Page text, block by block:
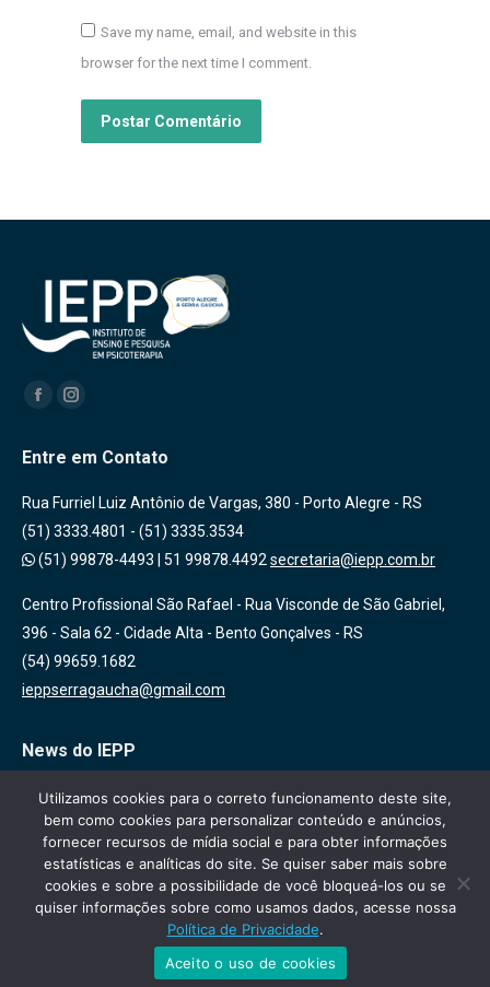
Save my name, email, and website in this
browser for the next time I comment.
Postar Comentário
Encontre-nos em:
FacebookInstagram
Entre em Contato
Rua Furriel Luiz Antônio de Vargas, 380 - Porto Alegre - RS
(51) 3333.4801 - (51) 3335.3534
(51) 99878-4493
51 99878.4492 secretaria@iepp.com.br
Centro Profissional São Rafael - Rua Visconde de São Gabriel,
396 - Sala 62 - Cidade Alta - Bento Gonçalves - RS
(54) 99659.1682
ieppserragaucha@gmail.com
News do IEPP
Inscreva-se em nossa lista de emails para receber novidades
sobre nossas atividades, cursos e eventos!
Utilizamos cookies para o correto funcionamento deste site,
bem como cookies para personalizar conteúdo e anúncios,
fornecer recursos de mídia social e para obter informações
estatísticas e analíticas do site. Se quiser saber mais sobre
cookies e sobre a possibilidade de você bloqueá-los ou se
quiser informações sobre como usamos dados, acesse nossa
Política de Privacidade.
Aceito o uso de cookies